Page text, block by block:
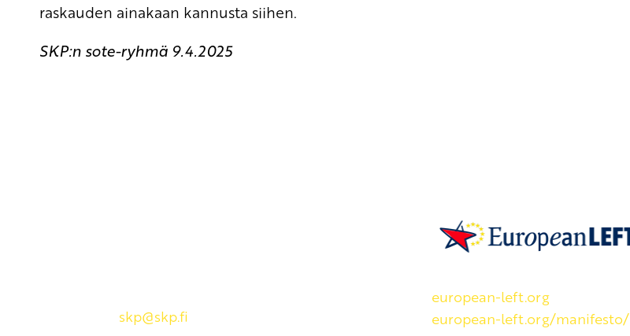
raskauden ainakaan kannusta siihen.
SKP:n sote-ryhmä 9.4.2025
skp@skp.fi
european-left.org
european-left.org/manifesto/